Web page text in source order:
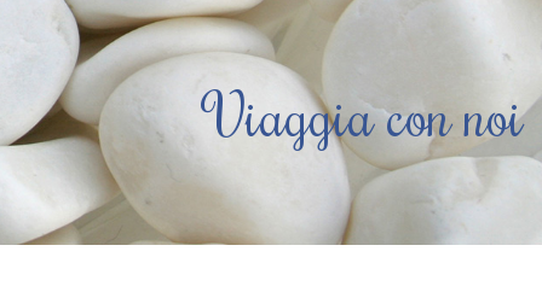
Viaggia con noi